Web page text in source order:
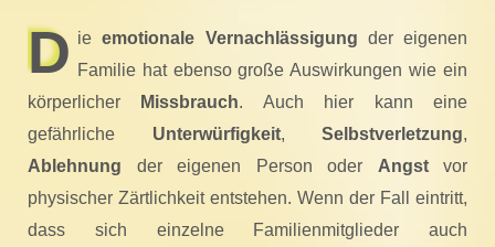
D ieemotionale Vernachlässigung der eigenen
Familie hat ebenso große Auswirkungen wie ein
körperlicher
Missbrauch. Auch hier kann eine
gefährliche Unterwürfigkeit, Selbstverletzung,
Ablehnung der eigenen Person oder Angstvor
physischer Zärtlichkeit entstehen. Wenn der Fall eintritt,
dass sich einzelne Familienmitglieder auch